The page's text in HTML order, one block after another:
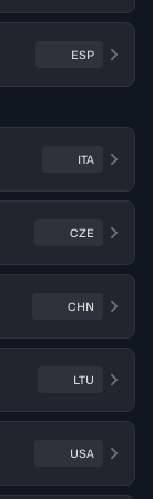
ESP
ITA
CZE
CHN
LTU
USA